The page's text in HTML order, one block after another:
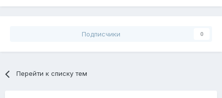
Подписчики 0
Перейти к списку тем